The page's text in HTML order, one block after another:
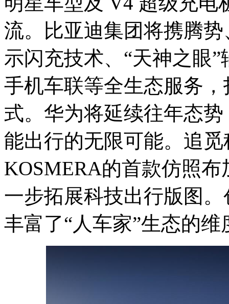
流。比亚迪集团将携腾
示闪充技术、“天神之眼
手机车联等全生态服务
式。华为将延续往年态
能出行的无限可能。追
KOSMERA的首款仿照
一步拓展科技出行版图
丰富了“人车家”生态的维